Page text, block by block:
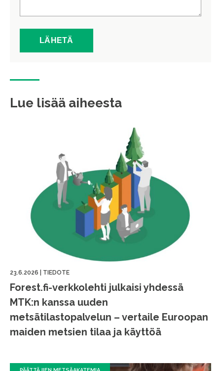
Lue lisää aiheesta
23.6.2026 TIEDOTE
Forest.fi-verkkolehti julkaisi yhdessä
MTK:n kanssa uuden
metsätilastopalvelun – vertaile Euroopan
maiden metsien tilaa ja käyttöä